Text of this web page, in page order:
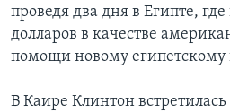
проведя два дня в Египте,
долларов в качестве
помощи новому египетскому
В Каире Клинтон